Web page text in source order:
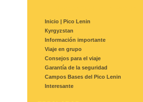
Inicio | Pico Lenin
Кyrgyzstan
Información importante
Viaje en grupo
Consejos para el viaje
Garantía de la seguridad
Campos Bases del Pico Lenin
Interesante